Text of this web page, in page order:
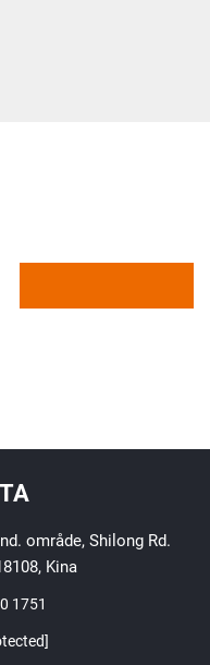
område, Shilong Rd.
Kina
1751